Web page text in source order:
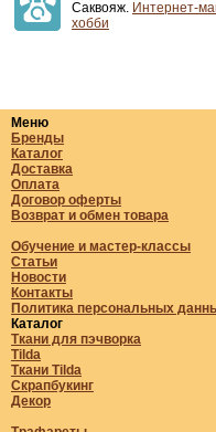
Саквояж. Интернет-
хобби
Меню
Бренды
Каталог
Доставка
Оплата
Договор оферты
Возврат и обмен товара
Обучение и мастер-классы
Статьи
Новости
Контакты
Политика персональных
Каталог
Ткани для пэчворка
Tilda
Ткани Tilda
Скрапбукинг
Декор